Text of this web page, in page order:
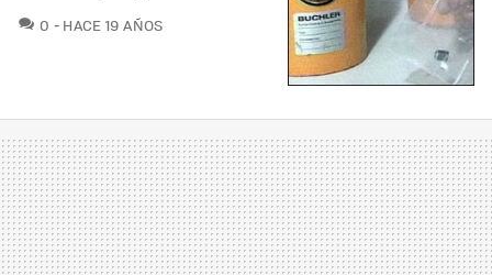
0 COMENTARIOS
HACE 19 AÑOS